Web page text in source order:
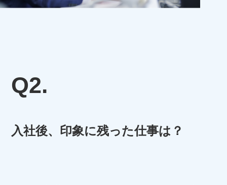
Q2.
入社後、印象に残った仕事は？